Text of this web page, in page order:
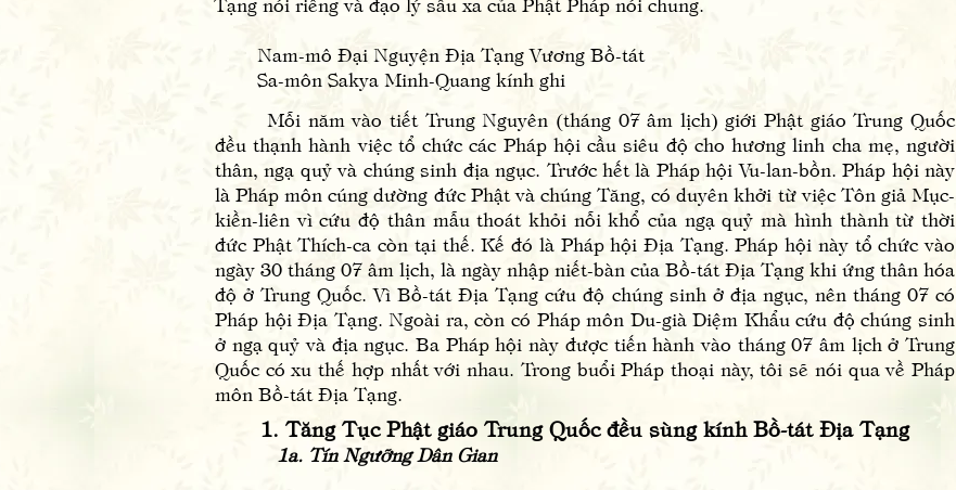
Nam-mô Đại Nguyện Địa Tạng Vương Bồ-tát
Sa-môn Sakya Minh-Quang kính ghi
Mỗi năm vào tiết Trung Nguyên (tháng 07 âm lịch) giới Phật giáo Trung Quốc
đều thạnh hành việc tổ chức các Pháp hội cầu siêu độ cho hương linh cha mẹ, người
thân, ngạ quỷ và chúng sinh địa ngục. Trước hết là Pháp hội Vu-lan-bồn. Pháp hội này
là Pháp môn cúng dường đức Phật và chúng Tăng, có duyên khởi từ việc Tôn giả Mục-
kiền-liên vì cứu độ thân mẫu thoát khỏi nỗi khổ của ngạ quỷ mà hình thành từ thời
đức Phật Thích-ca còn tại thế. Kế đó là Pháp hội Địa Tạng. Pháp hội này tổ chức vào
ngày 30 tháng 07 âm lịch, là ngày nhập niết-bàn của Bồ-tát Địa Tạng khi ứng thân hóa
độ ở Trung Quốc. Vì Bồ-tát Địa Tạng cứu độ chúng sinh ở địa ngục, nên tháng 07 có
Pháp hội Địa Tạng. Ngoài ra, còn có Pháp môn Du-già Diệm Khẩu cứu độ chúng sinh
ở ngạ quỷ và địa ngục. Ba Pháp hội này được tiến hành vào tháng 07 âm lịch ở Trung
Quốc có xu thế hợp nhất với nhau. Trong buổi Pháp thoại này, tôi sẽ nói qua về Pháp
môn Bồ-tát Địa Tạng.
1. Tăng Tục Phật giáo Trung Quốc đều sùng kính Bồ-tát Địa Tạng
1a. Tín Ngưỡng Dân Gian